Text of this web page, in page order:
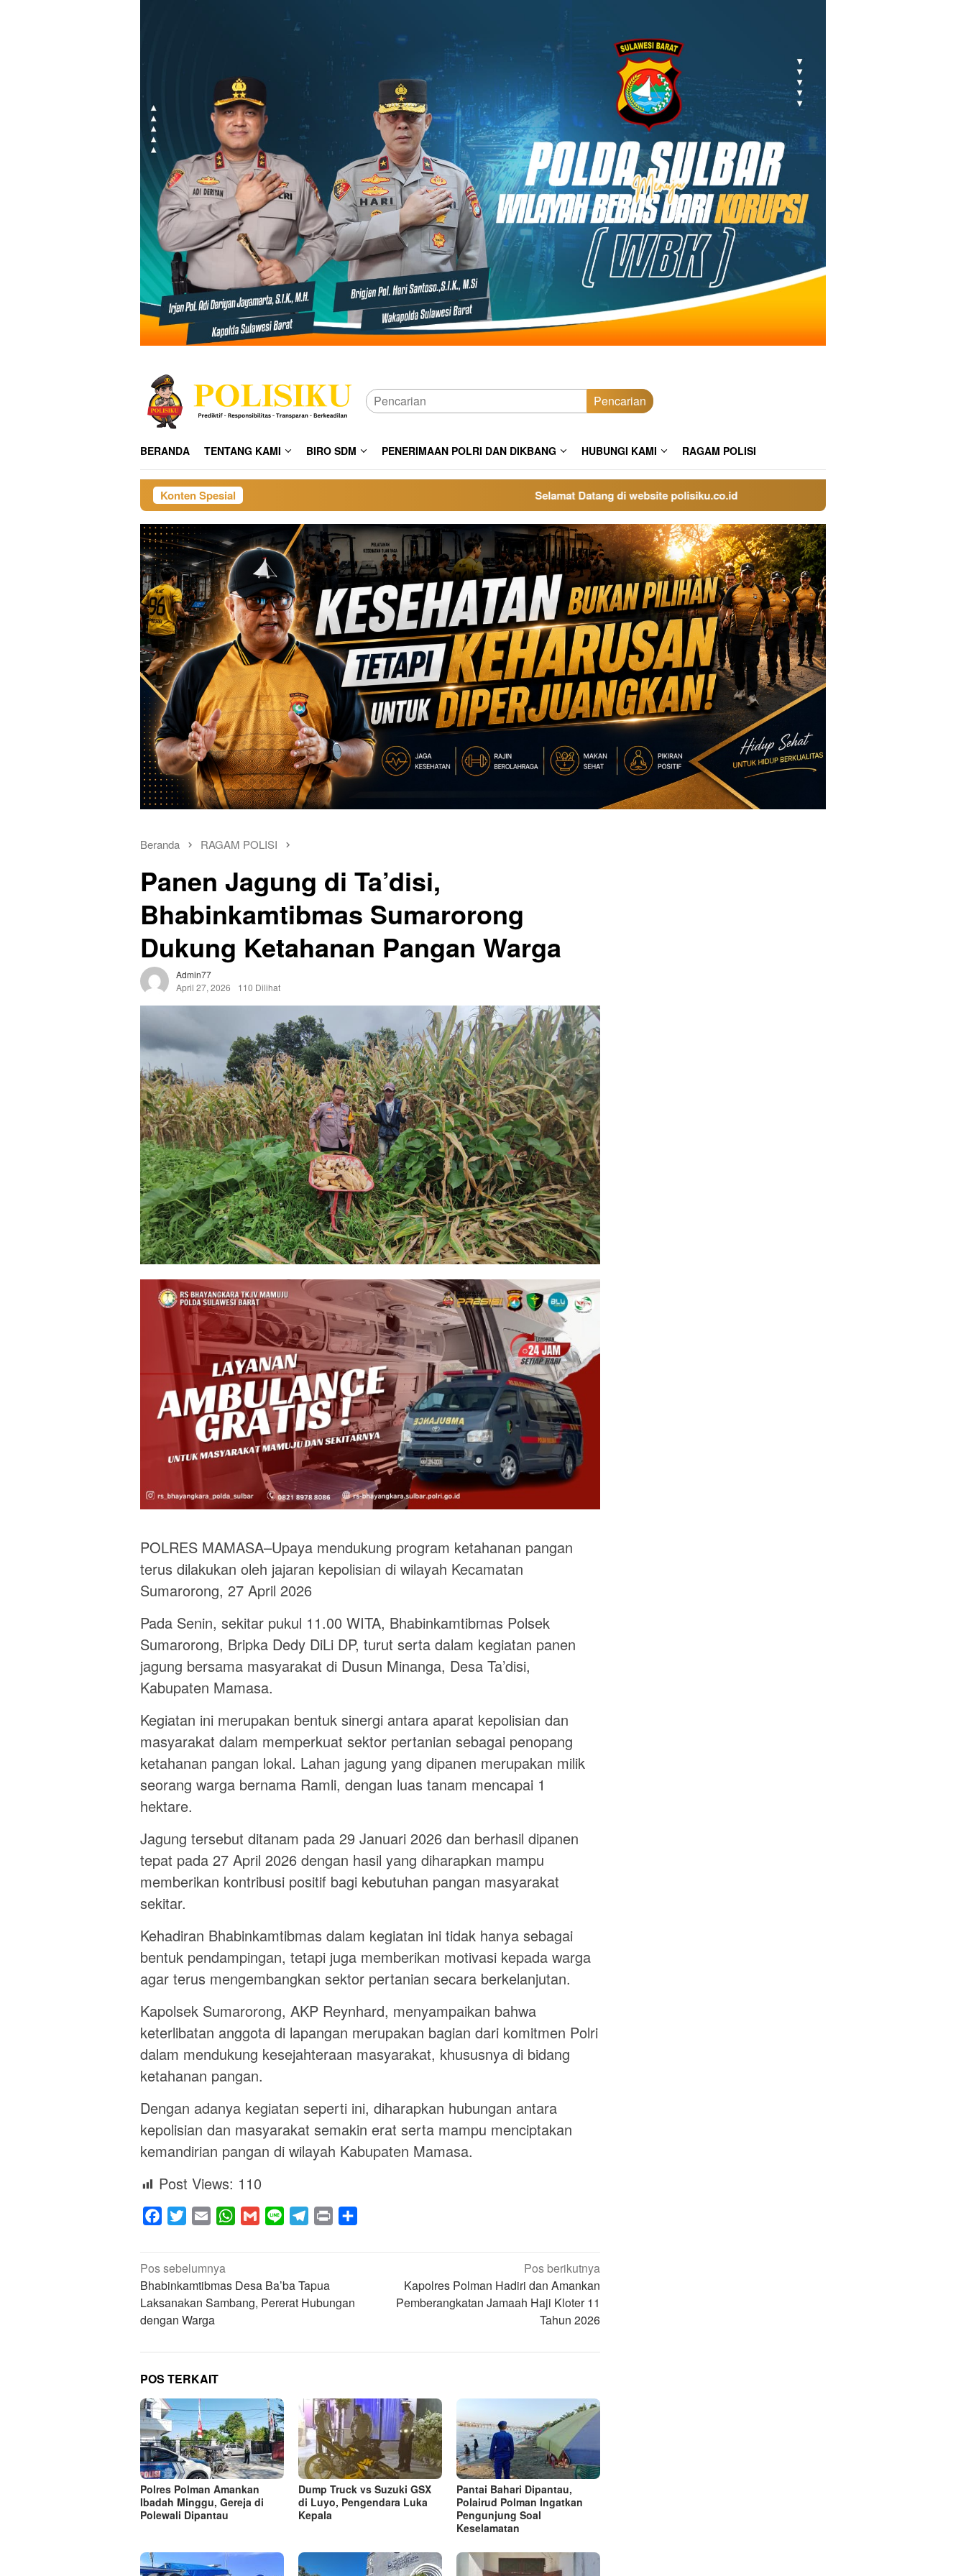
Pencarian
BERANDA TENTANG KAMI BIRO SDM PENERIMAAN POLRI DAN DIKBANG HUBUNGI KAMI RAGAM POLISI
Konten Spesial Selamat Datang di website polisiku.co.id
Beranda RAGAM POLISI
Panen Jagung di Ta’disi,
Bhabinkamtibmas Sumarorong
Dukung Ketahanan Pangan Warga
Admin77
April 27, 2026
110 Dilihat
POLRES MAMASA–Upaya mendukung program ketahanan pangan
terus dilakukan oleh jajaran kepolisian di wilayah Kecamatan
Sumarorong, 27 April 2026
Pada Senin, sekitar pukul 11.00 WITA, Bhabinkamtibmas Polsek
Sumarorong, Bripka Dedy DiLi DP, turut serta dalam kegiatan panen
jagung bersama masyarakat di Dusun Minanga, Desa Ta’disi,
Kabupaten Mamasa.
Kegiatan ini merupakan bentuk sinergi antara aparat kepolisian dan
masyarakat dalam memperkuat sektor pertanian sebagai penopang
ketahanan pangan lokal. Lahan jagung yang dipanen merupakan milik
seorang warga bernama Ramli, dengan luas tanam mencapai 1
hektare.
Jagung tersebut ditanam pada 29 Januari 2026 dan berhasil dipanen
tepat pada 27 April 2026 dengan hasil yang diharapkan mampu
memberikan kontribusi positif bagi kebutuhan pangan masyarakat
sekitar.
Kehadiran Bhabinkamtibmas dalam kegiatan ini tidak hanya sebagai
bentuk pendampingan, tetapi juga memberikan motivasi kepada warga
agar terus mengembangkan sektor pertanian secara berkelanjutan.
Kapolsek Sumarorong, AKP Reynhard, menyampaikan bahwa
keterlibatan anggota di lapangan merupakan bagian dari komitmen Polri
dalam mendukung kesejahteraan masyarakat, khususnya di bidang
ketahanan pangan.
Dengan adanya kegiatan seperti ini, diharapkan hubungan antara
kepolisian dan masyarakat semakin erat serta mampu menciptakan
kemandirian pangan di wilayah Kabupaten Mamasa.
Post Views: 110
Facebook
Twitter Email WhatsApp
Gmail Line Telegram
Print
Navigasi
pos
Pos sebelumnya
Bhabinkamtibmas Desa Ba’ba Tapua
Laksanakan Sambang, Pererat Hubungan
dengan Warga
Pos berikutnya
Kapolres Polman Hadiri dan Amankan
Pemberangkatan Jamaah Haji Kloter 11
Tahun 2026
POS TERKAIT
Polres Polman Amankan
Ibadah Minggu, Gereja di
Polewali Dipantau
Dump Truck vs Suzuki GSX
di Luyo, Pengendara Luka
Kepala
Pantai Bahari Dipantau,
Polairud Polman Ingatkan
Pengunjung Soal
Keselamatan